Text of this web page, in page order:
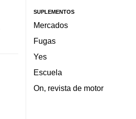
SUPLEMENTOS
Mercados
Fugas
Yes
Escuela
On, revista de motor